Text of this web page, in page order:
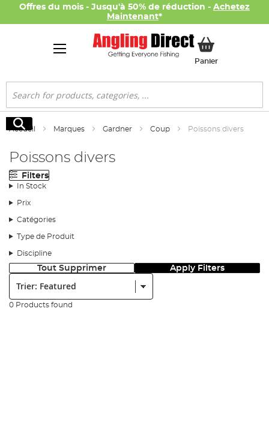
Offres du mois - Jusqu'à 50% de réduction - Achetez
Maintenant*
PanierMon panier
Rechercher
Rechercher
Accueil Marques Gardner Coup Poissons divers
Poissons divers
Filters
In Stock
Prix
Catégories
Type de Produit
Discipline
Tout Supprimer Apply Filters
0 Products found